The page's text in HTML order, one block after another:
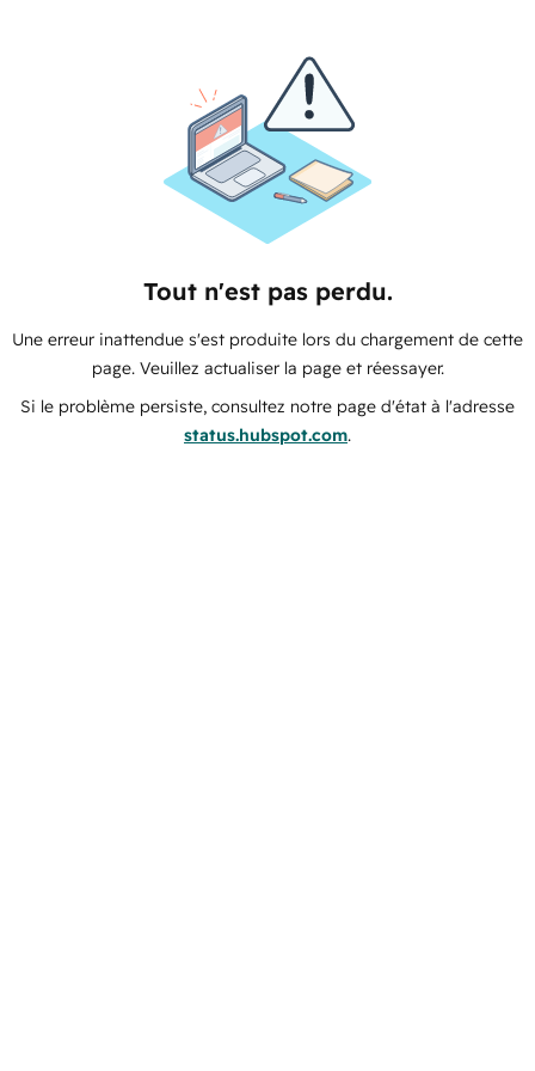
Tout n'est pas perdu.
Une erreur inattendue s'est produite lors du chargement de cette
page. Veuillez actualiser la page et réessayer.
Si le problème persiste, consultez notre page d'état à l'adresse
status.hubspot.com.